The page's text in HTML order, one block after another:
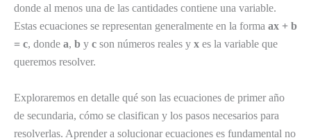
donde al menos una de las cantidades contiene una variable.
Estas ecuaciones se representan generalmente en la forma ax + b
= c, donde a, b y c son números reales y x es la variable que
queremos resolver.
Exploraremos en detalle qué son las ecuaciones de primer año
de secundaria, cómo se clasifican y los pasos necesarios para
resolverlas. Aprender a solucionar ecuaciones es fundamental no